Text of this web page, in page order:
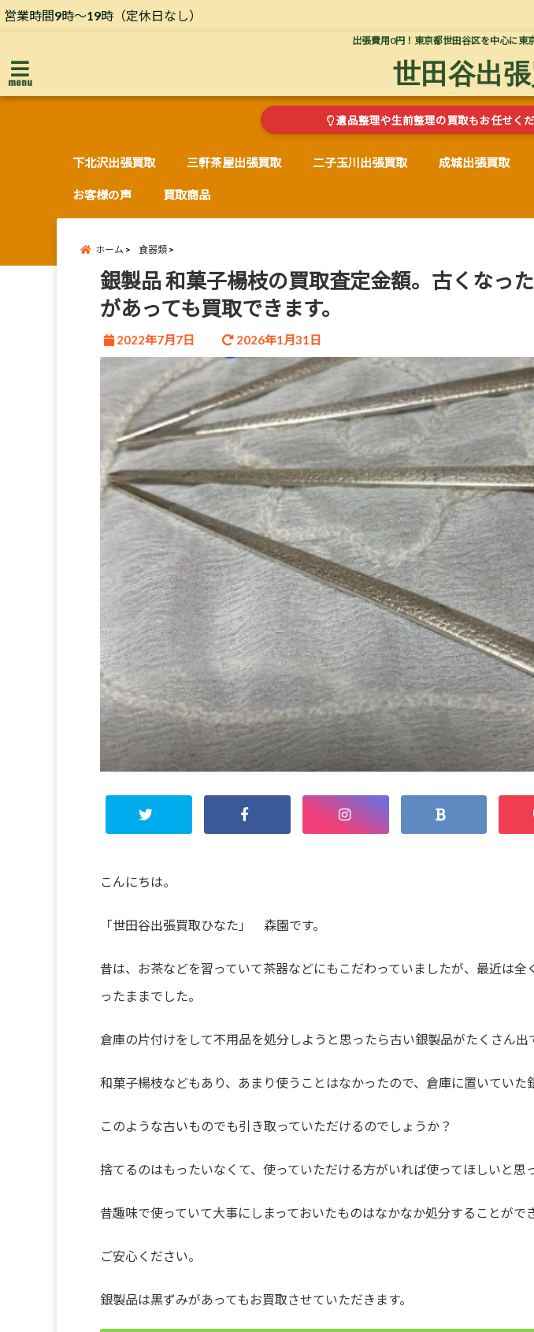
営業時間9時～19時（定休日なし）
出張費用0円！東京都世田谷区を中心に東
menu 世田谷出
遺品整理や生前整理の買取もお任せく
下北沢出張買取 三軒茶屋出張買取 二子玉川出張買取 成城出張買取
お客様の声 買取商品
ホーム 食器類
銀製品 和菓子楊枝の買取査定金額。古くなっ
があっても買取できます。
2022年7月7日 2026年1月31日
こんにちは。
「世田谷出張買取ひなた」 森園です。
昔は、お茶などを習っていて茶器などにもこだわっていましたが、最近は全
ったままでした。
倉庫の片付けをして不用品を処分しようと思ったら古い銀製品がたくさん出
和菓子楊枝などもあり、あまり使うことはなかったので、倉庫に置いていた
このような古いものでも引き取っていただけるのでしょうか？
捨てるのはもったいなくて、使っていただける方がいれば使ってほしいと思
昔趣味で使っていて大事にしまっておいたものはなかなか処分することがで
ご安心ください。
銀製品は黒ずみがあってもお買取させていただきます。